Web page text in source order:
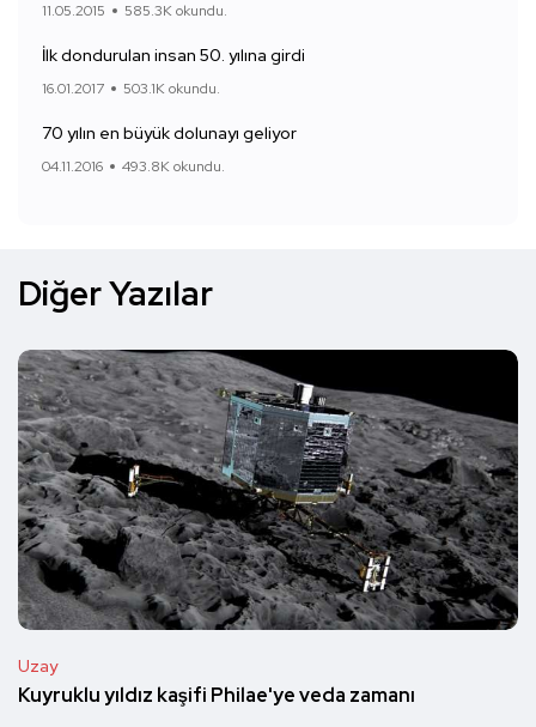
11.05.2015 585.3K okundu.
İlk dondurulan insan 50. yılına girdi
16.01.2017 503.1K okundu.
70 yılın en büyük dolunayı geliyor
04.11.2016 493.8K okundu.
Diğer Yazılar
Uzay
Kuyruklu yıldız kaşifi Philae'ye veda zamanı